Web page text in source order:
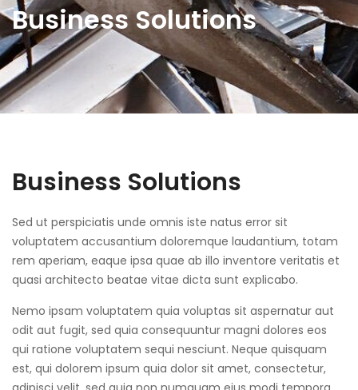
Business Solutions
Business Solutions
Sed ut perspiciatis unde omnis iste natus error sit
voluptatem accusantium doloremque laudantium, totam
rem aperiam, eaque ipsa quae ab illo inventore veritatis et
quasi architecto beatae vitae dicta sunt explicabo.
Nemo ipsam voluptatem quia voluptas sit aspernatur aut
odit aut fugit, sed quia consequuntur magni dolores eos
qui ratione voluptatem sequi nesciunt. Neque quisquam
est, qui dolorem ipsum quia dolor sit amet, consectetur,